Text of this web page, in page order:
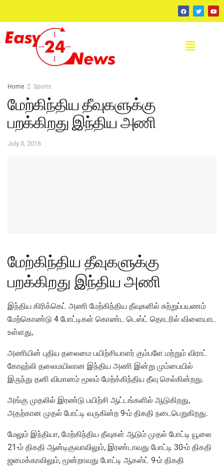
Home Sports
மேற்கிந்திய தீவுகளுக்கு
பறக்கிறது இந்திய அணி
July 5, 2016
மேற்கிந்திய தீவுகளுக்கு
பறக்கிறது இந்திய அணி
இந்திய கிரிக்கெட் அணி மேற்கிந்திய தீவுகளில் சுற்றுப்பயணம்
மேற்கொண்டு 4 போட்டிகள் கொண்ட டெஸ்ட் தொடரில் விளையாட
உள்ளது,
அணியின் புதிய தலைமை பயிற்சியாளர் கும்பளே மற்றும் விராட்
கோஹ்லி தலைமயிலான இந்திய அணி இன்று மும்பையில்
இருந்து தனி விமானம் மூலம் மேற்க்கிந்திய தீவு செல்கின்றது.
அங்கு முதலில் இரண்டு பயிற்சி ஆட்டங்களில் ஆடுகிறது,
அதற்கான முதல் போட்டி வருகின்ற 9-ம் திகதி நடைபெறுகிறது.
மேலும் இந்தியா, மேற்கிந்திய தீவுகள் ஆடும் முதல் போட்டி யூலை
21-ம் திகதி ஆன்டிகுவாவிலும், இரண்டாவது போட்டி 30-ம் திகதி
ஜமைக்காவிலும், மூன்றாவது போட்டி ஆகஸ்ட் 9-ம் திகதி